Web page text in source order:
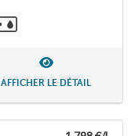
AFFICHER LE DÉTAIL